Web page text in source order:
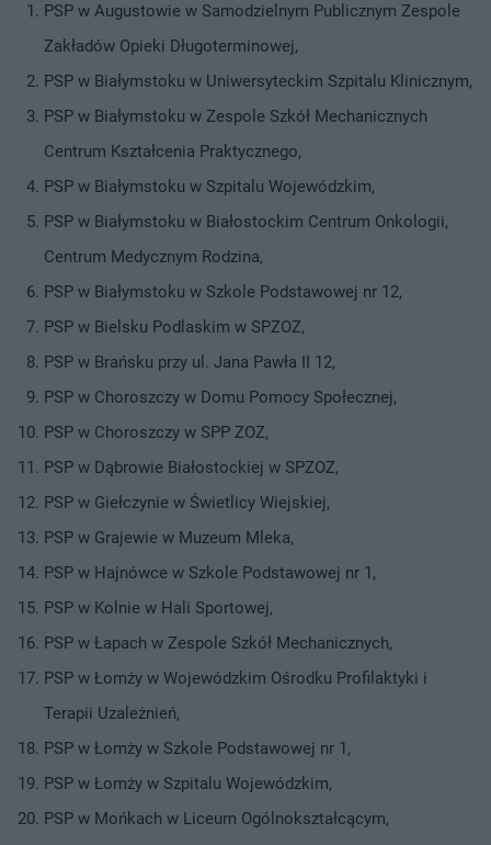
PSP w Augustowie w Samodzielnym Publicznym Zespole
Zakładów Opieki Długoterminowej,
PSP w Białymstoku w Uniwersyteckim Szpitalu Klinicznym,
PSP w Białymstoku w Zespole Szkół Mechanicznych
Centrum Kształcenia Praktycznego,
PSP w Białymstoku w Szpitalu Wojewódzkim,
PSP w Białymstoku w Białostockim Centrum Onkologii,
Centrum Medycznym Rodzina,
PSP w Białymstoku w Szkole Podstawowej nr 12,
PSP w Bielsku Podlaskim w SPZOZ,
PSP w Brańsku przy ul. Jana Pawła II 12,
PSP w Choroszczy w Domu Pomocy Społecznej,
PSP w Choroszczy w SPP ZOZ,
PSP w Dąbrowie Białostockiej w SPZOZ,
PSP w Giełczynie w Świetlicy Wiejskiej,
PSP w Grajewie w Muzeum Mleka,
PSP w Hajnówce w Szkole Podstawowej nr 1,
PSP w Kolnie w Hali Sportowej,
PSP w Łapach w Zespole Szkół Mechanicznych,
PSP w Łomży w Wojewódzkim Ośrodku Profilaktyki i
Terapii Uzależnień,
PSP w Łomży w Szkole Podstawowej nr 1,
PSP w Łomży w Szpitalu Wojewódzkim,
PSP w Mońkach w Liceum Ogólnokształcącym,